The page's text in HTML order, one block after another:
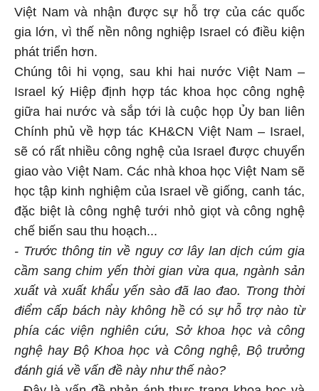
Việt Nam và nhận được sự hỗ trợ của các quốc
gia lớn, vì thế nền nông nghiệp Israel có điều kiện
phát triển hơn.
Chúng tôi hi vọng, sau khi hai nước Việt Nam –
Israel ký Hiệp định hợp tác khoa học công nghệ
giữa hai nước và sắp tới là cuộc họp Ủy ban liên
Chính phủ về hợp tác KH&CN Việt Nam – Israel,
sẽ có rất nhiều công nghệ của Israel được chuyển
giao vào Việt Nam. Các nhà khoa học Việt Nam sẽ
học tập kinh nghiệm của Israel về giống, canh tác,
đặc biệt là công nghệ tưới nhỏ giọt và công nghệ
chế biến sau thu hoạch...
- Trước thông tin về nguy cơ lây lan dịch cúm gia
cầm sang chim yến thời gian vừa qua, ngành sản
xuất và xuất khẩu yến sào đã lao đao. Trong thời
điểm cấp bách này không hề có sự hỗ trợ nào từ
phía các viện nghiên cứu, Sở khoa học và công
nghệ hay Bộ Khoa học và Công nghệ, Bộ trưởng
đánh giá về vấn đề này như thế nào?